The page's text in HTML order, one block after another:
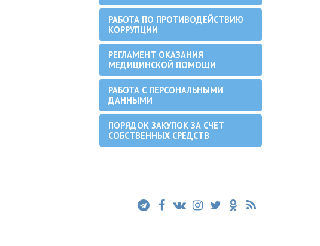
РАБОТА ПО ПРОТИВОДЕЙСТВИЮ
КОРРУПЦИИ
РЕГЛАМЕНТ ОКАЗАНИЯ
МЕДИЦИНСКОЙ ПОМОЩИ
РАБОТА С ПЕРСОНАЛЬНЫМИ
ДАННЫМИ
ПОРЯДОК ЗАКУПОК ЗА СЧЕТ
СОБСТВЕННЫХ СРЕДСТВ